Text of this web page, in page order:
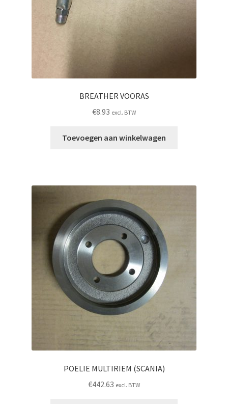
BREATHER VOORAS
€8.93 excl. BTW
Toevoegen aan winkelwagen
POELIE MULTIRIEM (SCANIA)
€442.63 excl. BTW